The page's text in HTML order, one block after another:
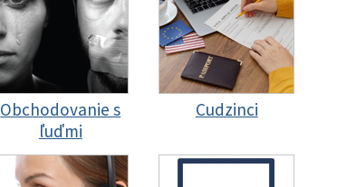
Obchodovanie s
ľuďmi
Cudzinci